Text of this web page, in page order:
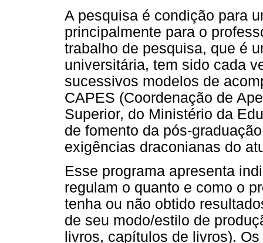
A pesquisa é condição para
principalmente para o
trabalho de pesquisa, que é
universitária, tem sido cada
sucessivos modelos de
CAPES (Coordenação de
Superior, do Ministério da
de fomento da pós-
exigências draconianas do
Esse programa apresenta
regulam o quanto e como o
tenha ou não obtido
de seu modo/estilo de
livros, capítulos de livros).